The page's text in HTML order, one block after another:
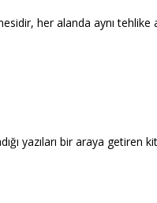
her alanda aynı tehlike
yazıları bir araya getiren